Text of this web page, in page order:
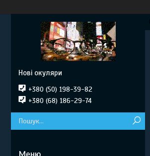
Нові окуляри
+380 (50) 198-39-82
+380 (68) 186-29-74